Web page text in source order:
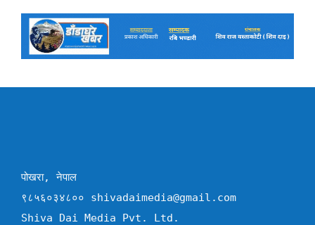
पोखरा, नेपाल
९८५६०३४८०० shivadaimedia@gmail.com
Shiva Dai Media Pvt. Ltd.